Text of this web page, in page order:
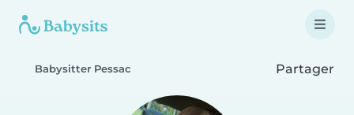
Babysitter Pessac Partager